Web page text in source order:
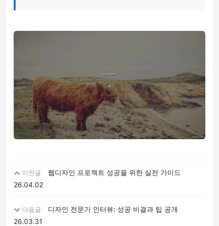
이전글
웹디자인 프로젝트 성공을 위한 실전 가이드
26.04.02
다음글
디자인 전문가 인터뷰: 성공 비결과 팁 공개
26.03.31